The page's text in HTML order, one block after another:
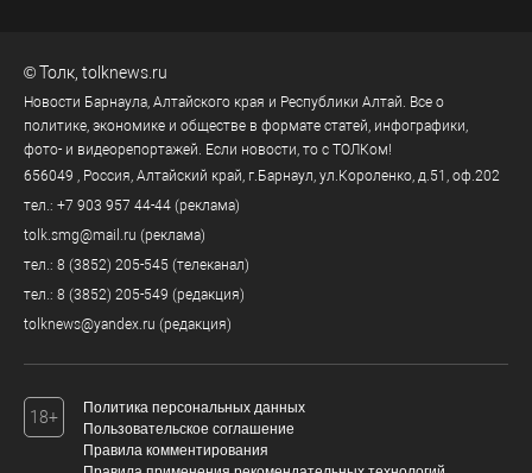
©Толк tolknews.ru
Новости Барнаула, Алтайского края и Республики Алтай. Все о
политике, экономике и обществе в формате статей, инфографики,
фото- и видеорепортажей. Если новости, то с ТОЛКом!
656049
, Россия, Алтайский край, г. Барнаул ул.Короленко, д.51, оф.202
тел.: +7 903 957 44-44 (реклама)
tolk.smg@mail.ru (реклама)
тел.: 8 (3852) 205-545 (телеканал)
тел.: 8 (3852) 205-549 (редакция)
tolknews@yandex.ru (редакция)
18+
Политика персональных данных
Пользовательское соглашение
Правила комментирования